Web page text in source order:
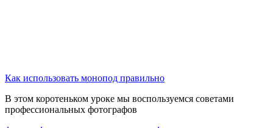
Как использовать монопод правильно
В этом коротеньком уроке мы воспользуемся советами
профессиональных фотографов